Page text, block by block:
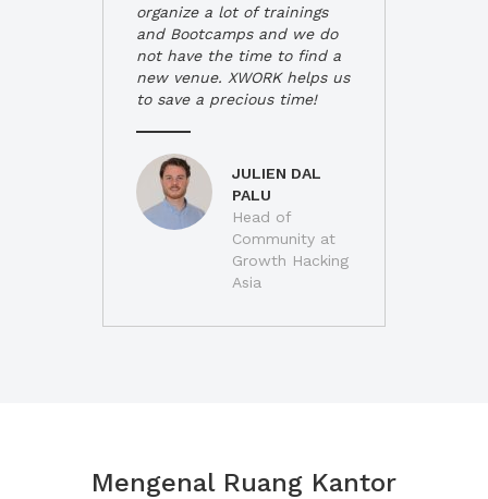
organize a lot of trainings
and Bootcamps and we do
not have the time to find a
new venue. XWORK helps us
to save a precious time!
JULIEN DAL
PALU
Head of
Community at
Growth Hacking
Asia
Mengenal Ruang Kantor